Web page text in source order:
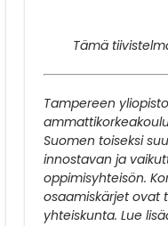
Tämä
Tampereen
Suomen toiseksi
innostavan ja
oppimisyhteisön.
osaamiskärjet ovat
yhteiskunta. Lue